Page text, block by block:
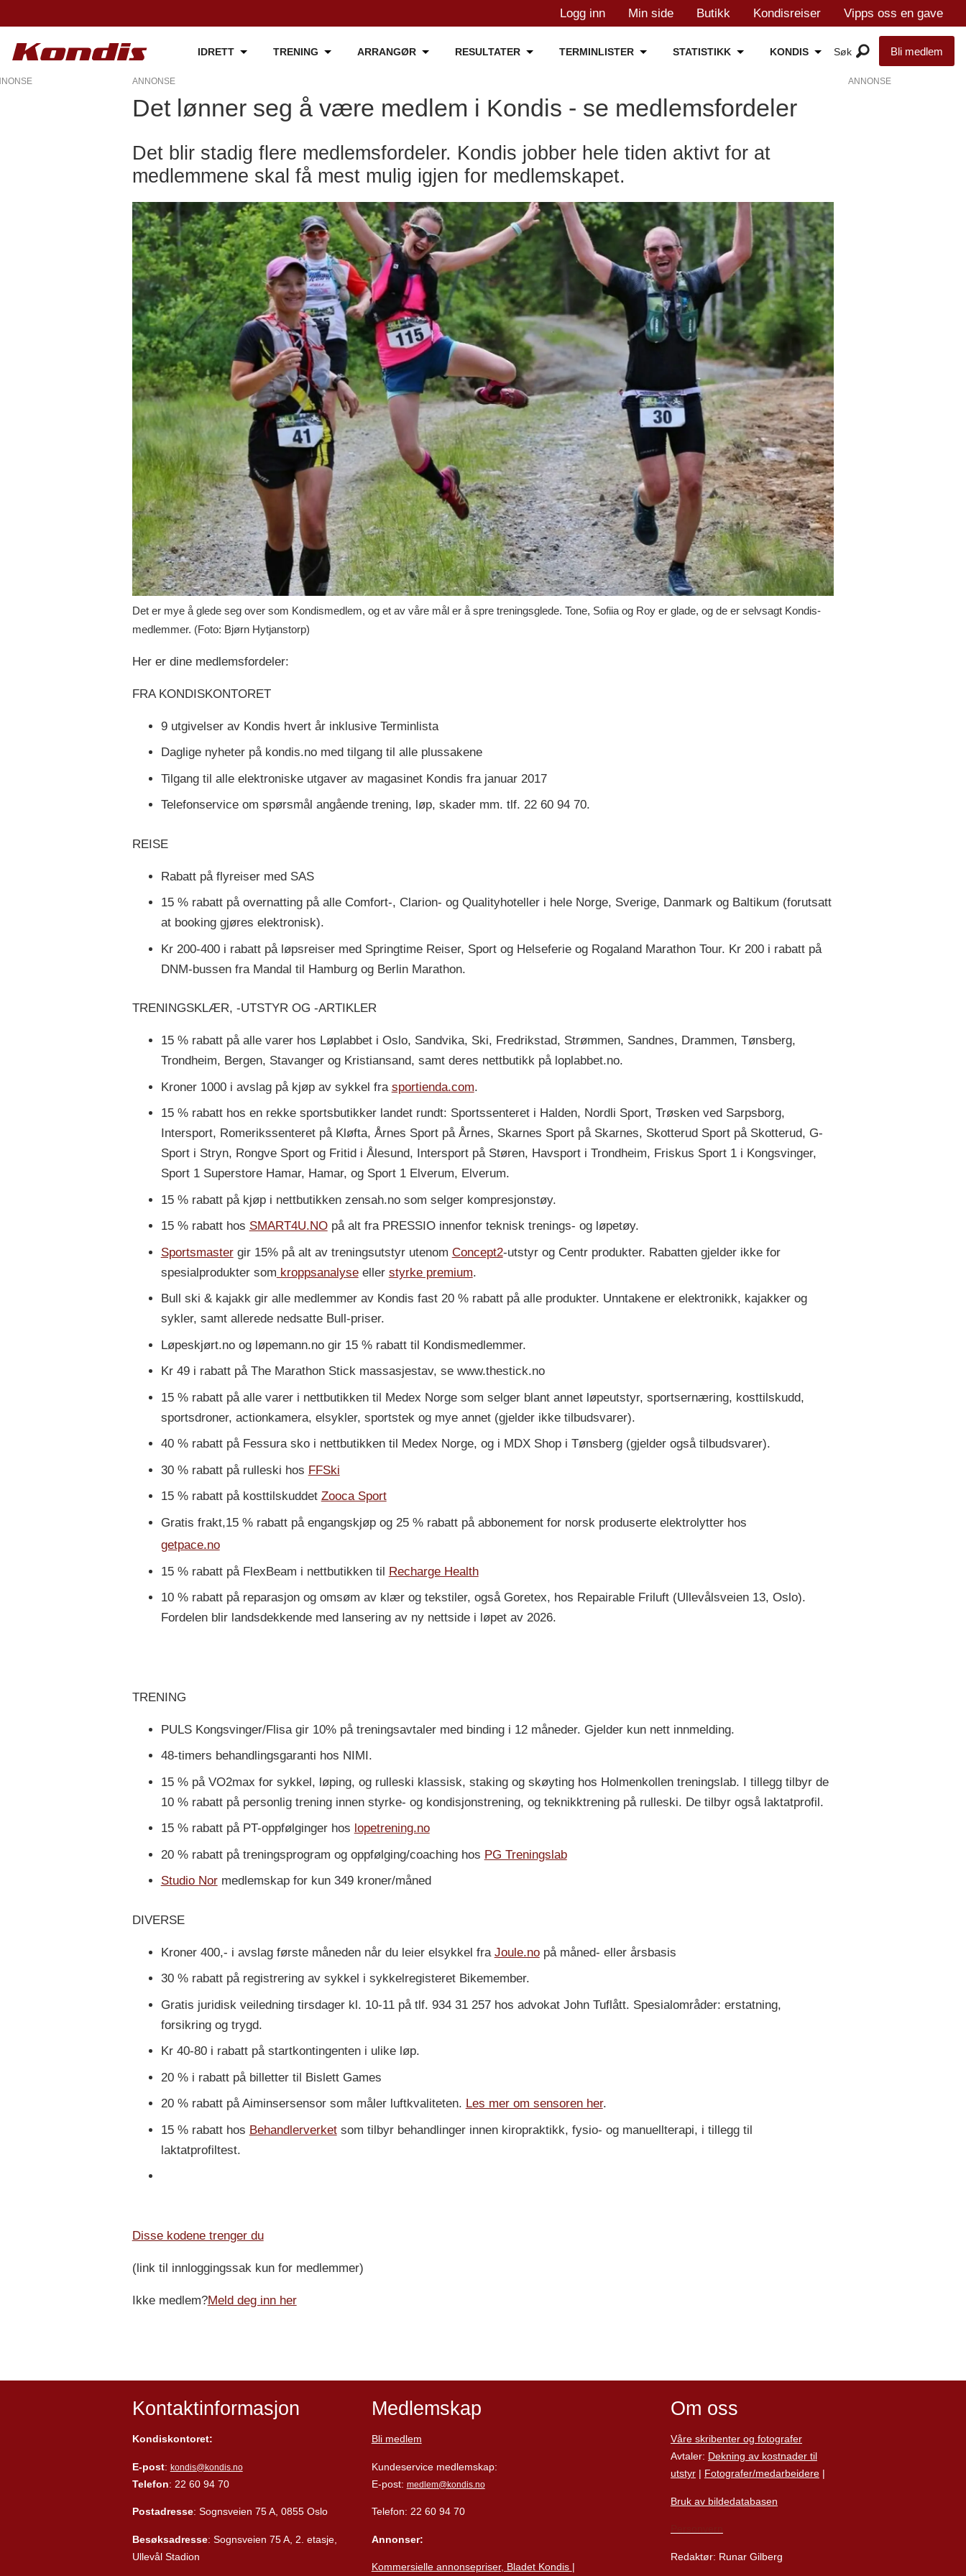
Logg inn Min side Butikk Kondisreiser Vipps oss en gave
IDRETT TRENING ARRANGØR RESULTATER TERMINLISTER STATISTIKK KONDIS Bli medlem
medlemsfordeler
ANNONSE
Det lønner seg å være medlem i Kondis - se medlemsfordeler
Det blir stadig flere medlemsfordeler. Kondis jobber hele tiden aktivt for at
medlemmene skal få mest mulig igjen for medlemskapet.
Det er mye å glede seg over som Kondismedlem, og et av våre mål er å spre treningsglede. Tone, Sofiia og Roy er glade, og de er selvsagt Kondis-
medlemmer. (Foto: Bjørn Hytjanstorp)
Her er dine medlemsfordeler:
FRA KONDISKONTORET
9 utgivelser av Kondis hvert år inklusive Terminlista
Daglige nyheter på kondis.no med tilgang til alle plussakene
Tilgang til alle elektroniske utgaver av magasinet Kondis fra januar 2017
Telefonservice om spørsmål angående trening, løp, skader mm. tlf. 22 60 94 70.
REISE
Rabatt på flyreiser med SAS
15 % rabatt på overnatting på alle Comfort-, Clarion- og Qualityhoteller i hele Norge, Sverige, Danmark og Baltikum (forutsatt
at booking gjøres elektronisk).
Kr 200-400 i rabatt på løpsreiser med Springtime Reiser, Sport og Helseferie og Rogaland Marathon Tour. Kr 200 i rabatt på
DNM-bussen fra Mandal til Hamburg og Berlin Marathon.
TRENINGSKLÆR, -UTSTYR OG -ARTIKLER
15 % rabatt på alle varer hos Løplabbet i Oslo, Sandvika, Ski, Fredrikstad, Strømmen, Sandnes, Drammen, Tønsberg,
Trondheim, Bergen, Stavanger og Kristiansand, samt deres nettbutikk på loplabbet.no.
Kroner 1000 i avslag på kjøp av sykkel fra sportienda.com.
15 % rabatt hos en rekke sportsbutikker landet rundt: Sportssenteret i Halden, Nordli Sport, Trøsken ved Sarpsborg,
Intersport, Romerikssenteret på Kløfta, Årnes Sport på Årnes, Skarnes Sport på Skarnes, Skotterud Sport på Skotterud, G-
Sport i Stryn, Rongve Sport og Fritid i Ålesund, Intersport på Støren, Havsport i Trondheim, Friskus Sport 1 i Kongsvinger,
Sport 1 Superstore Hamar, Hamar, og Sport 1 Elverum, Elverum.
15 % rabatt på kjøp i nettbutikken zensah.no som selger kompresjonstøy.
15 % rabatt hos SMART4U.NOpå alt fra PRESSIO innenfor teknisk trenings- og løpetøy.
Sportsmastergir 15% på alt av treningsutstyr utenom Concept2-utstyr og Centr produkter. Rabatten gjelder ikke for
spesialprodukter som kroppsanalyseeller styrke premium.
Bull ski & kajakk gir alle medlemmer av Kondis fast 20 % rabatt på alle produkter. Unntakene er elektronikk, kajakker og
sykler, samt allerede nedsatte Bull-priser.
Løpeskjørt.no og løpemann.no gir 15 % rabatt til Kondismedlemmer.
Kr 49 i rabatt på The Marathon Stick massasjestav, se www.thestick.no
15 % rabatt på alle varer i nettbutikken til Medex Norge som selger blant annet løpeutstyr, sportsernæring, kosttilskudd,
sportsdroner, actionkamera, elsykler, sportstek og mye annet (gjelder ikke tilbudsvarer).
40 % rabatt på Fessura sko i nettbutikken til Medex Norge, og i MDX Shop i Tønsberg (gjelder også tilbudsvarer).
30 % rabatt på rulleski hos FFSki
15 % rabatt på kosttilskuddet Zooca Sport
Gratis frakt,15 % rabatt på engangskjøp og 25 % rabatt på abbonement for norsk produserte elektrolytter hos
getpace.no
15 % rabatt på FlexBeam i nettbutikken til Recharge Health
10 % rabatt på reparasjon og omsøm av klær og tekstiler, også Goretex, hos Repairable Friluft (Ullevålsveien 13, Oslo).
Fordelen blir landsdekkende med lansering av ny nettside i løpet av 2026.
TRENING
PULS Kongsvinger/Flisa gir 10% på treningsavtaler med binding i 12 måneder. Gjelder kun nett innmelding.
48-timers behandlingsgaranti hos NIMI.
15 % på VO2max for sykkel, løping, og rulleski klassisk, staking og skøyting hos Holmenkollen treningslab. I tillegg tilbyr de
10 % rabatt på personlig trening innen styrke- og kondisjonstrening, og teknikktrening på rulleski. De tilbyr også laktatprofil.
15 % rabatt på PT-oppfølginger hos lopetrening.no
20 % rabatt på treningsprogram og oppfølging/coaching hos PG Treningslab
Studio Normedlemskap for kun 349 kroner/måned
DIVERSE
Kroner 400,- i avslag første måneden når du leier elsykkel fra Joule.nopå måned- eller årsbasis
30 % rabatt på registrering av sykkel i sykkelregisteret Bikemember.
Gratis juridisk veiledning tirsdager kl. 10-11 på tlf. 934 31 257 hos advokat John Tuflått. Spesialområder: erstatning,
forsikring og trygd.
Kr 40-80 i rabatt på startkontingenten i ulike løp.
20 % i rabatt på billetter til Bislett Games
20 % rabatt på Aiminsersensor som måler luftkvaliteten. Les mer om sensoren her.
15 % rabatt hos Behandlerverketsom tilbyr behandlinger innen kiropraktikk, fysio- og manuellterapi, i tillegg til
laktatprofiltest.
Disse kodene trenger du
(link til innloggingssak kun for medlemmer)
Ikke medlem?Meld deg inn her
ANNONSE
Kontaktinformasjon
Kondiskontoret:
E-post: kondis@kondis.no
Telefon: 22 60 94 70
Postadresse: Sognsveien 75 A, 0855 Oslo
Besøksadresse: Sognsveien 75 A, 2. etasje,
Ullevål Stadion
Medlemskap
Bli medlem
Kundeservice medlemskap:
E-post: medlem@kondis.no
Telefon: 22 60 94 70
Annonser:
Kommersielle annonsepriser, Bladet Kondis |
Om oss
Våre skribenter og fotografer
Avtaler: Dekning av kostnader til
utstyr| Fotografer/medarbeidere|
Bruk av bildedatabasen
Redaktør: Runar Gilberg